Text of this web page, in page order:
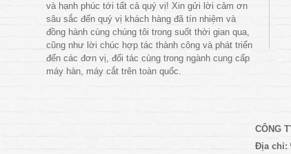
và hạnh phúc tới tất cả quý vị! Xin gửi lời cảm ơn
sâu sắc đến quý vị khách hàng đã tín nhiệm và
đồng hành cùng chúng tôi trong suốt thời gian qua,
cũng như lời chúc hợp tác thành công và phát triển
đến các đơn vị, đối tác cùng trong ngành cung cấp
máy hàn, máy cắt trên toàn quốc.
CÔNG
Địa chỉ: